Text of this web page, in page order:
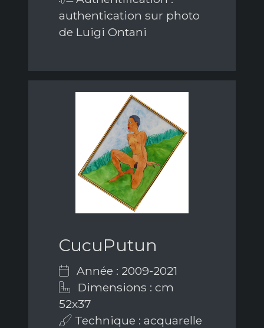
authentication sur photo
de Luigi Ontani
CucuPutun
Année : 2009-2021
Dimensions : cm
52x37
Technique : acquarelle